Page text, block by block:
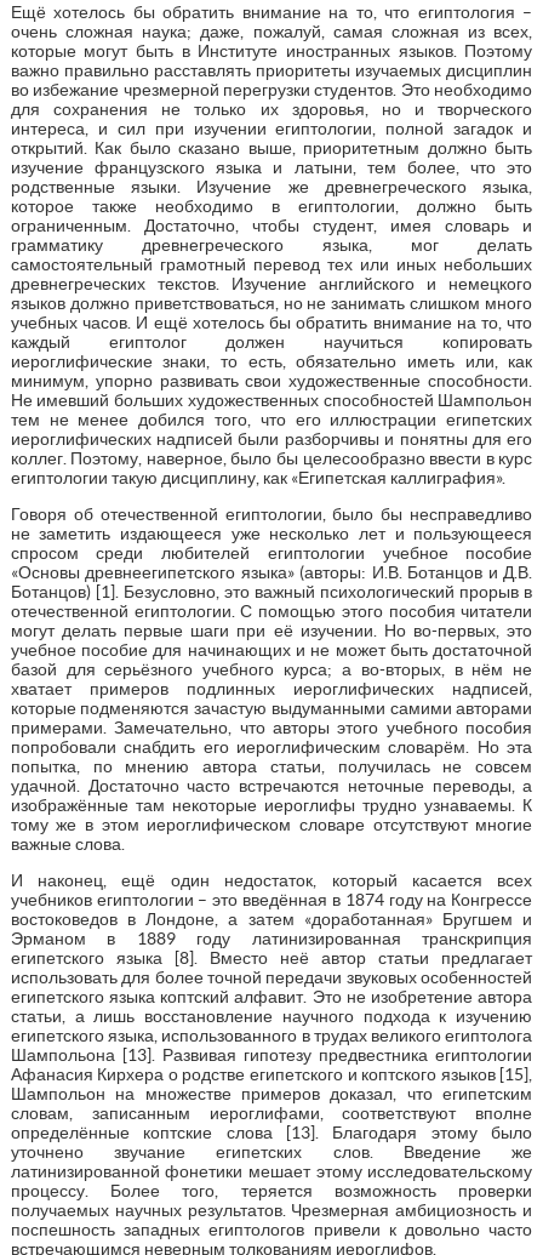
Ещё хотелось бы обратить внимание на то, что египтология –
очень сложная наука; даже, пожалуй, самая сложная из всех,
которые могут быть в Институте иностранных языков. Поэтому
важно правильно расставлять приоритеты изучаемых дисциплин
во избежание чрезмерной перегрузки студентов. Это необходимо
для сохранения не только их здоровья, но и творческого
интереса, и сил при изучении египтологии, полной загадок и
открытий. Как было сказано выше, приоритетным должно быть
изучение французского языка и латыни, тем более, что это
родственные языки. Изучение же древнегреческого языка,
которое также необходимо в египтологии, должно быть
ограниченным. Достаточно, чтобы студент, имея словарь и
грамматику древнегреческого языка, мог делать
самостоятельный грамотный перевод тех или иных небольших
древнегреческих текстов. Изучение английского и немецкого
языков должно приветствоваться, но не занимать слишком много
учебных часов. И ещё хотелось бы обратить внимание на то, что
каждый египтолог должен научиться копировать
иероглифические знаки, то есть, обязательно иметь или, как
минимум, упорно развивать свои художественные способности.
Не имевший больших художественных способностей Шампольон
тем не менее добился того, что его иллюстрации египетских
иероглифических надписей были разборчивы и понятны для его
коллег. Поэтому, наверное, было бы целесообразно ввести в курс
египтологии такую дисциплину, как «Египетская каллиграфия».
Говоря об отечественной египтологии, было бы несправедливо
не заметить издающееся уже несколько лет и пользующееся
спросом среди любителей египтологии учебное пособие
«Основы древнеегипетского языка» (авторы: И.В. Ботанцов и Д.В.
Ботанцов) [1]. Безусловно, это важный психологический прорыв в
отечественной египтологии. С помощью этого пособия читатели
могут делать первые шаги при её изучении. Но во-первых, это
учебное пособие для начинающих и не может быть достаточной
базой для серьёзного учебного курса; а во-вторых, в нём не
хватает примеров подлинных иероглифических надписей,
которые подменяются зачастую выдуманными самими авторами
примерами. Замечательно, что авторы этого учебного пособия
попробовали снабдить его иероглифическим словарём. Но эта
попытка, по мнению автора статьи, получилась не совсем
удачной. Достаточно часто встречаются неточные переводы, а
изображённые там некоторые иероглифы трудно узнаваемы. К
тому же в этом иероглифическом словаре отсутствуют многие
важные слова.
И наконец, ещё один недостаток, который касается всех
учебников египтологии – это введённая в 1874 году на Конгрессе
востоковедов в Лондоне, а затем «доработанная» Бругшем и
Эрманом в 1889 году латинизированная транскрипция
египетского языка [8]. Вместо неё автор статьи предлагает
использовать для более точной передачи звуковых особенностей
египетского языка коптский алфавит. Это не изобретение автора
статьи, а лишь восстановление научного подхода к изучению
египетского языка, использованного в трудах великого египтолога
Шампольона [13]. Развивая гипотезу предвестника египтологии
Афанасия Кирхера о родстве египетского и коптского языков [15],
Шампольон на множестве примеров доказал, что египетским
словам, записанным иероглифами, соответствуют вполне
определённые коптские слова [13]. Благодаря этому было
уточнено звучание египетских слов. Введение же
латинизированной фонетики мешает этому исследовательскому
процессу. Более того, теряется возможность проверки
получаемых научных результатов. Чрезмерная амбициозность и
поспешность западных египтологов привели к довольно часто
встречающимся неверным толкованиям иероглифов.